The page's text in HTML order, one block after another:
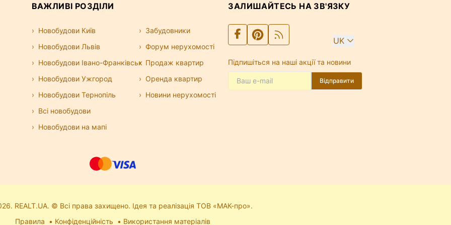
ВАЖЛИВІ РОЗДІЛИ
Новобудови Київ
Новобудови Львів
Новобудови Івано-Франківськ
Новобудови Ужгород
Новобудови Тернопіль
Всі новобудови
Новобудови на мапі
Забудовники
Форум нерухомості
Продаж квартир
Оренда квартир
Новини нерухомості
ЗАЛИШАЙТЕСЬ НА ЗВ'ЯЗКУ
UK
Підпишіться на наші акції та новини
Відправити
REALT.UA. © Всі права захищено. Ідея та реалізація ТОВ «МАК-про».
Правила
Конфіденційність Використання матеріалів